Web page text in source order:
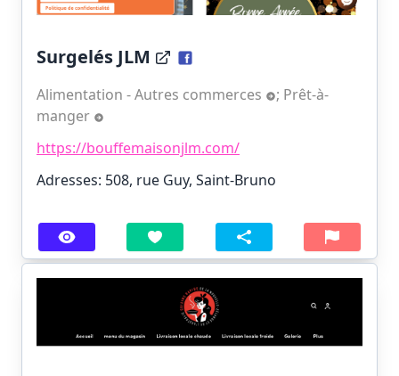
Surgelés JLM
Alimentation - Autres commerces ; Prêt-à-
manger
https://bouffemaisonjlm.com/
Adresses: 508, rue Guy, Saint-Bruno